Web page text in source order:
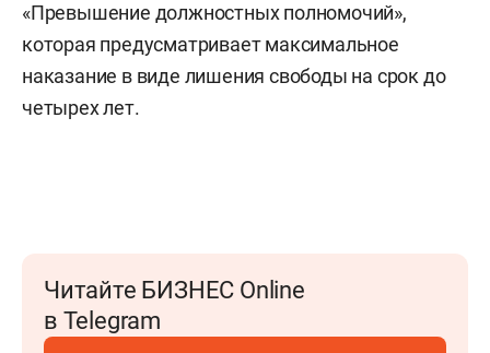
«Превышение должностных полномочий»,
которая предусматривает максимальное
наказание в виде лишения свободы на срок до
четырех лет.
Читайте БИЗНЕС Online
в Telegram